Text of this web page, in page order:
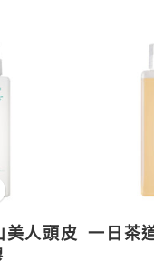
美人頭皮 一日茶